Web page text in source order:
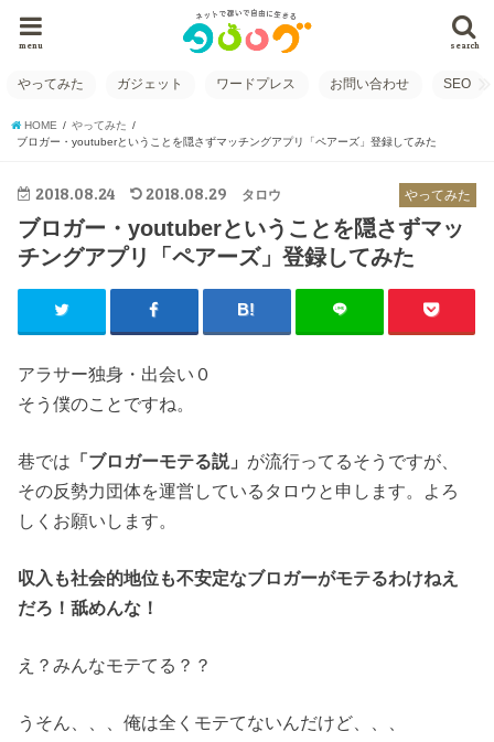
search
menu
やってみた ガジェット ワードプレス お問い合わせ SEO
HOME
やってみた
ブロガー・youtuberということを隠さずマッチングアプリ「ペアーズ」登録してみた
やってみた
2018.08.24 2018.08.29 タロウ
ブロガー・youtuberということを隠さずマッ
チングアプリ「ペアーズ」登録してみた
アラサー独身・出会い０
そう僕のことですね。
巷では 「ブロガーモテる説」 が流行ってるそうですが、
その反勢力団体を運営しているタロウと申します。よろ
しくお願いします。
収入も社会的地位も不安定なブロガーがモテるわけねえ
だろ！舐めんな！
え？みんなモテてる？？
うそん、、、俺は全くモテてないんだけど、、、